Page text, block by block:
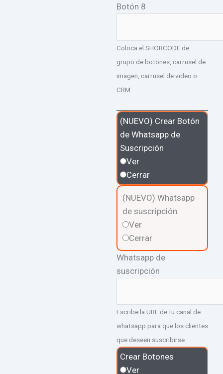
Botón 8
Coloca el SHORCODE de
grupo de botones, carrusel de
imagen, carrusel de video o
CRM
(NUEVO) Crear Botón
de Whatsapp de
Suscripción
Ver
Cerrar
(NUEVO) Whatsapp
de suscripción
Ver
Cerrar
Whatsapp de
suscripción
Escribe la URL de tu canal de
whatsapp para que los clientes
que deseen suscribirse
Crear Botones
Ver